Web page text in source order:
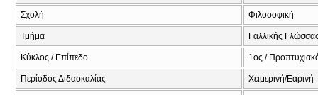
Σχολή Φιλοσοφική
Τμήμα Γαλλικής
Κύκλος / Επίπεδο 1ος /
Περίοδος Διδασκαλίας Χειμερινή/Εαρινή